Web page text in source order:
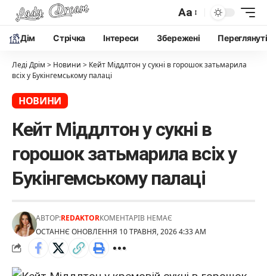
Aa
Дім Cтрічка Інтереси Збережені Переглянуті
Леді Дрім > Новини > Кейт Міддлтон у сукні в горошок затьмарила
всіх у Букінгемському палаці
НОВИНИ
Кейт Міддлтон у сукні в
горошок затьмарила всіх у
Букінгемському палаці
ОСТАННЄ ОНОВЛЕННЯ 10 ТРАВНЯ, 2026 4:33 AM
АВТОР:REDAKTORКОМЕНТАРІВ НЕМАЄ